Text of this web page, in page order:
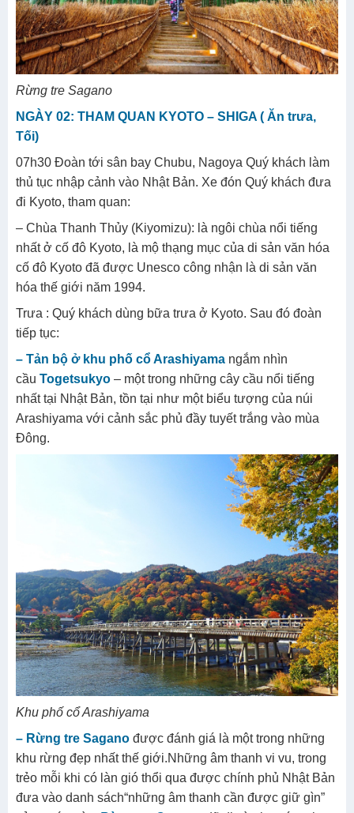
Rừng tre Sagano
NGÀY 02: THAM QUAN KYOTO – SHIGA ( Ăn trưa,
Tối)
07h30 Đoàn tới sân bay Chubu, Nagoya Quý khách làm
thủ tục nhập cảnh vào Nhật Bản. Xe đón Quý khách đưa
đi Kyoto, tham quan:
– Chùa Thanh Thủy (Kiyomizu): là ngôi chùa nổi tiếng
nhất ở cố đô Kyoto, là mộ thạng mục của di sản văn hóa
cố đô Kyoto đã được Unesco công nhận là di sản văn
hóa thế giới năm 1994.
Trưa : Quý khách dùng bữa trưa ở Kyoto. Sau đó đoàn
tiếp tục:
– Tản bộ ở khu phố cổ Arashiyama ngắm nhìn
cầu Togetsukyo – một trong những cây cầu nổi tiếng
nhất tại Nhật Bản, tồn tại như một biểu tượng của núi
Arashiyama với cảnh sắc phủ đầy tuyết trắng vào mùa
Đông.
Khu phố cổ Arashiyama
– Rừng tre Sagano được đánh giá là một trong những
khu rừng đẹp nhất thế giới.Những âm thanh vi vu, trong
trẻo mỗi khi có làn gió thổi qua được chính phủ Nhật Bản
đưa vào danh sách“những âm thanh cần được giữ gìn”